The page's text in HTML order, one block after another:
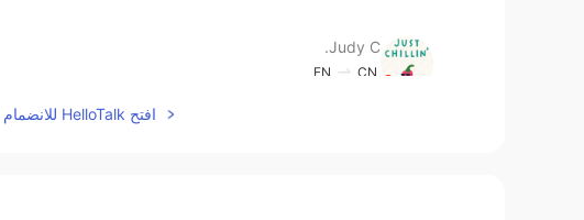
Judy C.
CN
EN
了吗？” 其实是很有礼貌的表达，潜意思是
افتح HelloTalk للانضمام الى المحادثة